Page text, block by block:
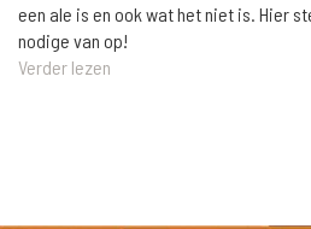
een ale is en ook wat het niet is. Hier
nodige van op!
Verder lezen